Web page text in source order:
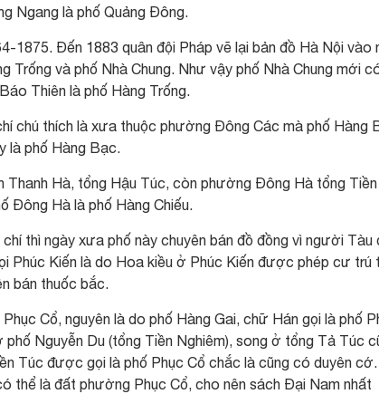
Ngang là phố Quảng Đông.
1875. Đến 1883 quân đội Pháp vẽ lại bản đồ Hà Nội vào
và phố Nhà Chung. Như vậy phố Nhà Chung mới
Thiên là phố Hàng Trống.
chú thích là xưa thuộc phường Đông Các mà phố Hàng
là phố Hàng Bạc.
Thanh Hà, tổng Hậu Túc, còn phường Đông Hà tổng
Đông Hà là phố Hàng Chiếu.
thì ngày xưa phố này chuyên bán đồ đồng vì người Tàu
Phúc Kiến là do Hoa kiều ở Phúc Kiến được phép cư trú
bán thuốc bắc.
Cổ, nguyên là do phố Hàng Gai, chữ Hán gọi là phố
Nguyễn Du (tổng Tiền Nghiêm), song ở tổng Tả Túc
Túc được gọi là phố Phục Cổ chắc là cũng có duyên
thể là đất phường Phục Cổ, cho nên sách Đại Nam nhất